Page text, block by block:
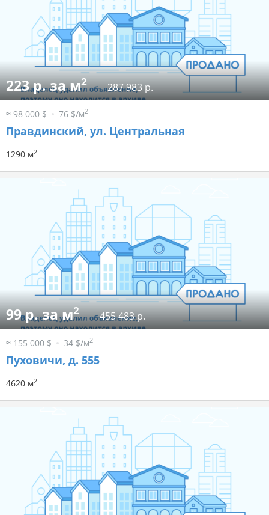
223 р. за м2 287 983 р.
≈ 98 000 $ 76 $/м2
Правдинский, ул. Центральная
1290 м2
99 р. за м2 455 483 р.
≈ 155 000 $ 34 $/м2
Пуховичи, д. 555
4620 м2